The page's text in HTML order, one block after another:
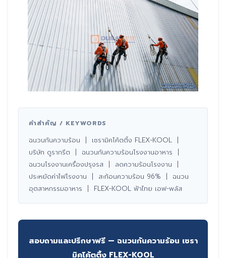
คำสำคัญ / KEYWORDS
ฉนวนกันความร้อน | เซรามิคโค้ตติ้ง FLEX-KOOL |
บริษัท ดูรากรีต | ฉนวนกันความร้อนโรงงานอาหาร |
ฉนวนโรงงานเครื่องปรุงรส | ลดความร้อนโรงงาน |
ประหยัดค่าไฟโรงงาน | สะท้อนความร้อน 96% | ฉนวน
อุตสาหกรรมอาหาร | FLEX-KOOL ฟ้าไทย เอฟ-พลัส
สอบถามและปรึกษาฟรี — ฉนวนกันความร้อน เซรา
มิคโค้ตติ้ง FLEX-KOOL